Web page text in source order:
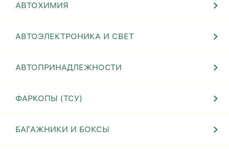
АВТОХИМИЯ
АВТОЭЛЕКТРОНИКА И СВЕТ
АВТОПРИНАДЛЕЖНОСТИ
ФАРКОПЫ (ТСУ)
БАГАЖНИКИ И БОКСЫ